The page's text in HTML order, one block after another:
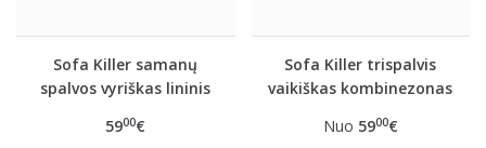
Sofa Killer samanų
spalvos vyriškas lininis
5900€
Sofa Killer trispalvis
vaikiškas kombinezonas
Nuo 5900€